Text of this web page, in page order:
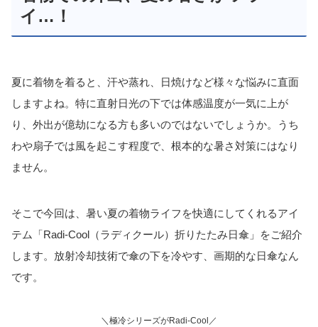
イ…！
夏に着物を着ると、汗や蒸れ、日焼けなど様々な悩みに直面
しますよね。特に直射日光の下では体感温度が一気に上が
り、外出が億劫になる方も多いのではないでしょうか。うち
わや扇子では風を起こす程度で、根本的な暑さ対策にはなり
ません。
そこで今回は、暑い夏の着物ライフを快適にしてくれるアイ
テム「Radi-Cool（ラディクール）折りたたみ日傘」をご紹介
します。放射冷却技術で傘の下を冷やす、画期的な日傘なん
です。
＼極冷シリーズがRadi-Cool／